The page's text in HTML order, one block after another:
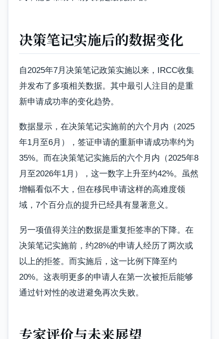
决策笔记实施后的数据变化
自2025年7月决策笔记政策实施以来，IRCC收集
并发布了多项相关数据。其中最引人注目的是重
新申请成功率的变化趋势。
数据显示，在决策笔记实施前的六个月内（2025
年1月至6月），签证申请的重新申请成功率约为
35%。而在决策笔记实施后的六个月内（2025年8
月至2026年1月），这一数字上升至约42%。虽然
增幅看似不大，但在移民申请这样的高难度领
域，7个百分点的提升已经具有显著意义。
另一项值得关注的数据是重复拒签率的下降。在
决策笔记实施前，约28%的申请人经历了两次或
以上的拒签。而实施后，这一比例下降至约
20%。这表明更多的申请人在第一次被拒后能够
通过针对性的改进避免再次失败。
专家评价与未来展望